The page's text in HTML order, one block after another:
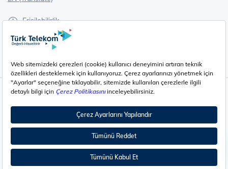
Erişilebilirlik
İşaret Dili Çevirisi
Çerez Ayarları